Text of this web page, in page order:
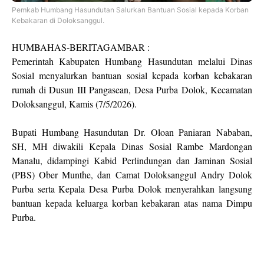
Pemkab Humbang Hasundutan Salurkan Bantuan Sosial kepada Korban
Kebakaran di Doloksanggul.
HUMBAHAS-BERITAGAMBAR :
Pemerintah Kabupaten Humbang Hasundutan melalui Dinas
Sosial menyalurkan bantuan sosial kepada korban kebakaran
rumah di Dusun III Pangasean, Desa Purba Dolok, Kecamatan
Doloksanggul, Kamis (7/5/2026).
Bupati Humbang Hasundutan Dr. Oloan Paniaran Nababan,
SH, MH diwakili Kepala Dinas Sosial Rambe Mardongan
Manalu, didampingi Kabid Perlindungan dan Jaminan Sosial
(PBS) Ober Munthe, dan Camat Doloksanggul Andry Dolok
Purba serta Kepala Desa Purba Dolok menyerahkan langsung
bantuan kepada keluarga korban kebakaran atas nama Dimpu
Purba.